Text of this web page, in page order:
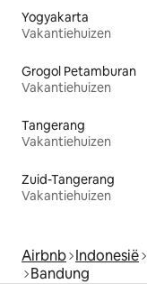
Yogyakarta
Vakantiehuizen
Grogol Petamburan
Vakantiehuizen
Tangerang
Vakantiehuizen
Zuid-Tangerang
Vakantiehuizen
Airbnb Indonesië
Bandung